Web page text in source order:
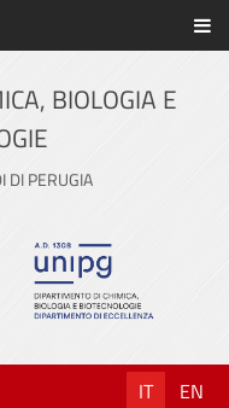
Ateneo
BIOLOGIA E
DI PERUGIA
IT EN